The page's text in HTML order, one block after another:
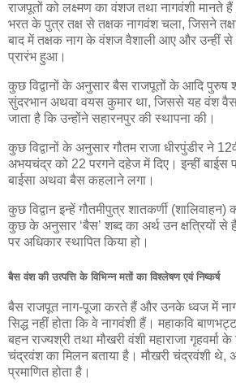
राजपूतों को लक्ष्मण का वंशज तथा नागवंशी मानते
भरत के पुत्र तक्ष से तक्षक नागवंश चला, जिसने
बाद में तक्षक नाग के वंशज वैशाली आए और उन्हीं से
प्रारंभ हुआ।
कुछ विद्वानों के अनुसार बैस राजपूतों के आदि पुरुष
सुंदरभान अथवा वयस कुमार था, जिससे यह वंश
जाता है कि उन्होंने सहारनपुर की स्थापना की।
कुछ विद्वानों के अनुसार गौतम राजा धीरपुंडीर ने
अभयचंद्र को 22 परगने दहेज में दिए। इन्हीं बाईस
बाईसा अथवा बैस कहलाने लगा।
कुछ विद्वान इन्हें गौतमीपुत्र शातकर्णी
कुछ के अनुसार ‘बैस’ शब्द का अर्थ उन क्षत्रियों से
पर अधिकार स्थापित किया हो।
बैस वंश की उत्पत्ति के विभिन्न मतों का विश्लेषण एवं निष्कर्ष
बैस राजपूत नाग-पूजा करते हैं और उनके ध्वज में
सिद्ध नहीं होता कि वे नागवंशी हैं। महाकवि
बहन राज्यश्री तथा मौखरी वंशी महाराजा गृहवर्मा
चंद्रवंश का मिलन बताया है। मौखरी चंद्रवंशी थे,
प्रमाणित होता है।